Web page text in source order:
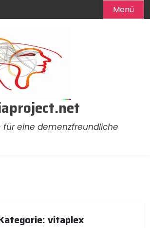
Menü
für eine demenzfreundliche
vitaplex